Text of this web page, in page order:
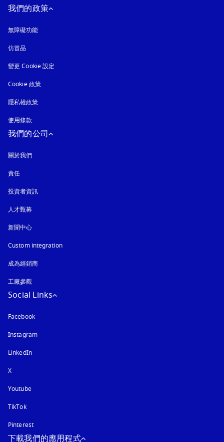
我們的政策
無障礙功能
仿冒品
變更 Cookie 設定
Cookie 政策以新標籤頁開啟
隱私權政策
使用條款
我們的公司
關於我們
責任
投資者資訊
人才甄募
新聞中心
Custom integration
成為經銷商
工廠參觀
Social Links
Facebook
Instagram以新標籤頁開啟
LinkedIn
X
Youtube以新標籤頁開啟
TikTok
Pinterest
下載我們的應用程式